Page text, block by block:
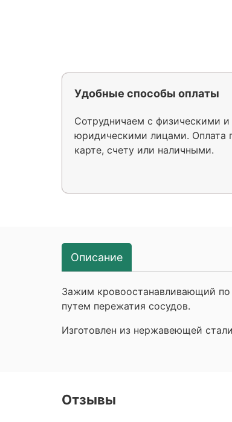
Удобные способы оплаты
Сотрудничаем с физическими и
юридическими лицами. Оплата
карте, счету или наличными.
Описание
Зажим кровоостанавливающий по
путем пережатия сосудов.
Изготовлен из нержавеющей
Отзывы